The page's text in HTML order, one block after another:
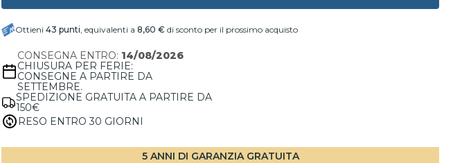
Ottieni 43 punti, equivalenti a 8,60 € di sconto per il prossimo acquisto
CONSEGNA ENTRO: 14/08/2026
CHIUSURA PER FERIE:
CONSEGNE A PARTIRE DA
SETTEMBRE.
SPEDIZIONE GRATUITA A PARTIRE DA
150€
RESO ENTRO 30 GIORNI
5 ANNI DI GARANZIA GRATUITA